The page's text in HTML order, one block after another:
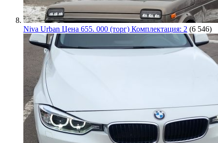
Niva Urban Цена 655. 000 (торг) Комплектация: 2 (6 546)